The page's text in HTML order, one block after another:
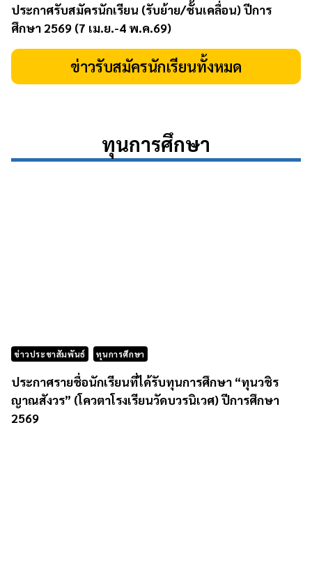
ประกาศรับสมัครนักเรียน (รับย้าย/ชั้นเคลื่อน) ปีการ
ศึกษา 2569 (7 เม.ย.-4 พ.ค.69)
ข่าวรับสมัครนักเรียนทั้งหมด
ทุนการศึกษา
ข่าวประชาสัมพันธ์ ทุนการศึกษา
ประกาศรายชื่อนักเรียนที่ได้รับทุนการศึกษา “ทุนวชิร
ญาณสังวร” (โควตาโรงเรียนวัดบวรนิเวศ) ปีการศึกษา
2569